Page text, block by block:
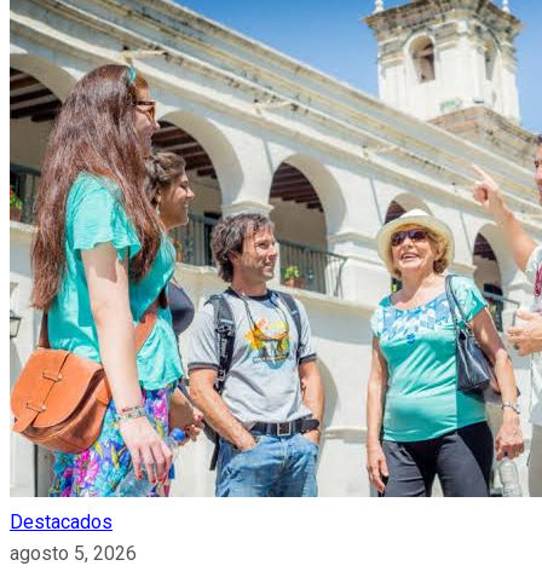
Destacados
agosto 5, 2026